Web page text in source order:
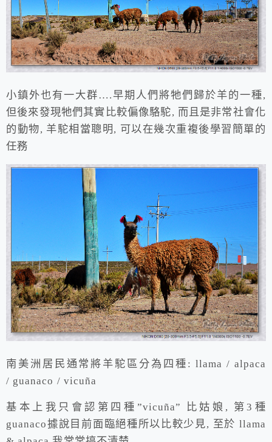
小鎮外也有一大群….早期人們將牠們歸於羊的一種,
但後來發現牠們其實比較偏像駱駝, 而且是非常社會化
的動物, 羊駝相當聰明, 可以在幾次重複後學習簡單的
任務
南美洲居民通常將羊駝區分為四種: llama / alpaca
/ guanaco / vicuña
基本上我只會認第四種”vicuña” 比姑娘, 第3種
guanaco據說目前面臨絕種所以比較少見, 至於 llama